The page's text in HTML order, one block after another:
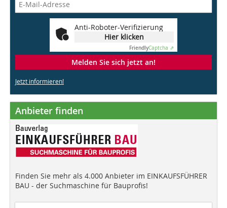
Anti-Roboter-Verifizierung
Hier klicken
FriendlyCaptcha ⇗
Melden Sie sich jetzt an!
Jetzt informieren!
Anbieter finden
Finden Sie mehr als 4.000 Anbieter im EINKAUFSFÜHRER
BAU - der Suchmaschine für Bauprofis!